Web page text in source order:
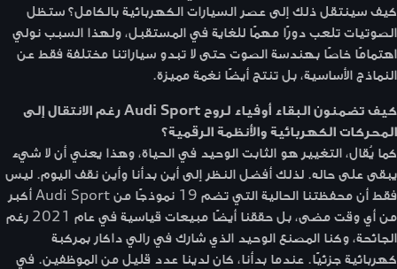
كيف سينتقل ذلك إلى عصر السيارات الكهربائية بالكامل؟ ستظل
الصوتيات تلعب دورًا مهمًا للغاية في المستقبل، ولهذا السبب نولي
اهتمامًا خاصًا بهندسة الصوت حتى لا تبدو سياراتنا مختلفة فقط عن
النماذج الأساسية، بل تنتج أيضًا نغمة مميزة.
كيف تضمنون البقاء أوفياء لروح Audi Sport رغم الانتقال إلى
المحركات الكهربائية والأنظمة الرقمية؟
كما يُقال، التغيير هو الثابت الوحيد في الحياة، وهذا يعني أن لا شيء
يبقى على حاله. لذلك أفضل النظر إلى أين بدأنا وأين نقف اليوم. ليس
فقط أن محفظتنا الحالية التي تضم 19 نموذجًا من Audi Sport أكبر
من أي وقت مضى، بل حققنا أيضًا مبيعات قياسية في عام 2021 رغم
الجائحة، وكنا المصنع الوحيد الذي شارك في رالي داكار بمركبة
كهربائية جزئيًا. عندما بدأنا، كان لدينا عدد قليل من الموظفين. في